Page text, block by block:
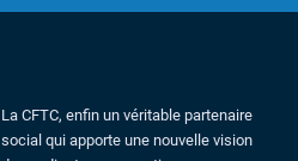
La CFTC, enfin un véritable partenaire
social qui apporte une nouvelle vision